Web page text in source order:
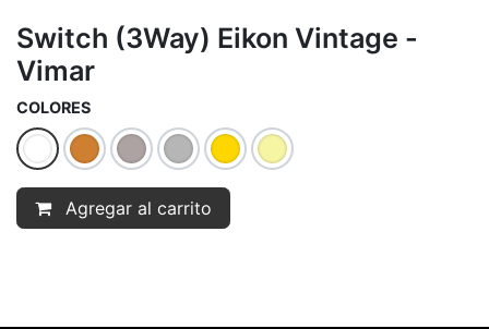
Switch (3Way) Eikon Vintage -
Vimar
COLORES
Agregar al carrito